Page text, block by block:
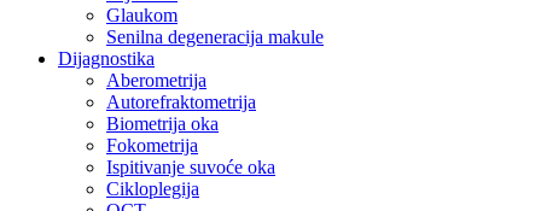
Glaukom
Senilna degeneracija makule
Dijagnostika
Aberometrija
Autorefraktometrija
Biometrija oka
Fokometrija
Ispitivanje suvoće oka
Cikloplegija